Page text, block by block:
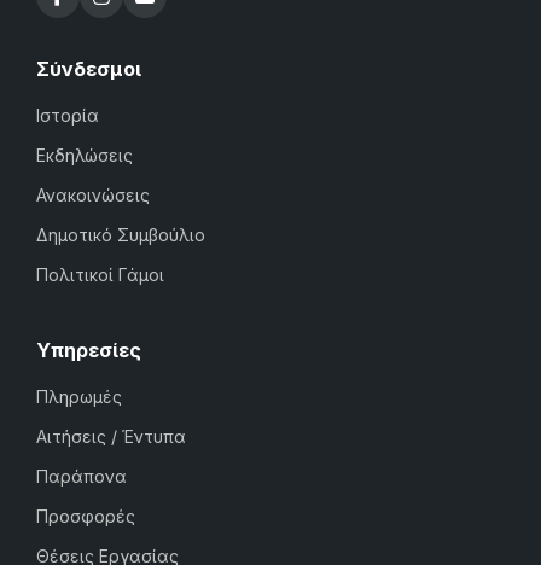
Σύνδεσμοι
Ιστορία
Εκδηλώσεις
Ανακοινώσεις
Δημοτικό Συμβούλιο
Πολιτικοί Γάμοι
Υπηρεσίες
Πληρωμές
Αιτήσεις / Έντυπα
Παράπονα
Προσφορές
Θέσεις Εργασίας